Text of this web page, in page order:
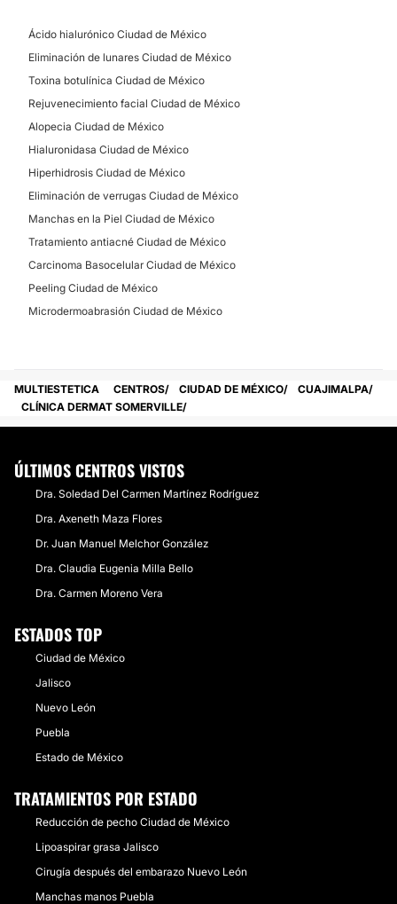
Ácido hialurónico Ciudad de México
Eliminación de lunares Ciudad de México
Toxina botulínica Ciudad de México
Rejuvenecimiento facial Ciudad de México
Alopecia Ciudad de México
Hialuronidasa Ciudad de México
Hiperhidrosis Ciudad de México
Eliminación de verrugas Ciudad de México
Manchas en la Piel Ciudad de México
Tratamiento antiacné Ciudad de México
Carcinoma Basocelular Ciudad de México
Peeling Ciudad de México
Microdermoabrasión Ciudad de México
MULTIESTETICA CENTROS CIUDAD DE MÉXICO
CUAJIMALPA
CLÍNICA DERMAT SOMERVILLE
ÚLTIMOS CENTROS VISTOS
Dra. Soledad Del Carmen Martínez Rodríguez
Dra. Axeneth Maza Flores
Dr. Juan Manuel Melchor González
Dra. Claudia Eugenia Milla Bello
Dra. Carmen Moreno Vera
ESTADOS TOP
Ciudad de México
Jalisco
Nuevo León
Puebla
Estado de México
TRATAMIENTOS POR ESTADO
Reducción de pecho Ciudad de México
Lipoaspirar grasa Jalisco
Cirugía después del embarazo Nuevo León
Manchas manos Puebla